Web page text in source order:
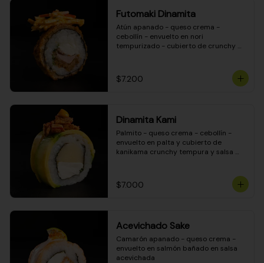
Futomaki Dinamita
Atún apanado - queso crema -
cebollín - envuelto en nori
tempurizado - cubierto de crunchy
$7.200
Dinamita Kami
Palmito - queso crema - cebollín -
envuelto en palta y cubierto de
kanikama crunchy tempura y salsa
$7.000
Acevichado Sake
Camarón apanado - queso crema -
envuelto en salmón bañado en salsa
acevichada